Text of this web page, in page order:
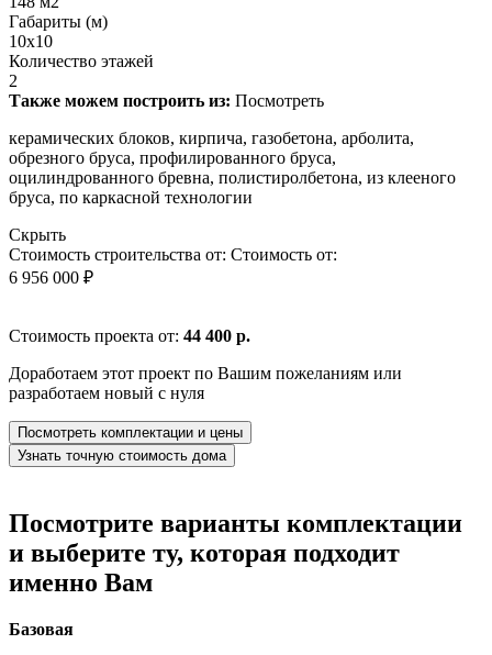
Габариты (м)
10х10
Количество этажей
2
Также можем построить из: Посмотреть
керамических блоков, кирпича, газобетона, арболита,
обрезного бруса, профилированного бруса,
оцилиндрованного бревна, полистиролбетона, из клееного
бруса, по каркасной технологии
Скрыть
Стоимость строительства от: Стоимость от:
6 956 000 ₽
Стоимость проекта от: 44 400 р.
Доработаем этот проект по Вашим пожеланиям или
разработаем новый с нуля
Посмотреть комплектации и цены
Узнать точную стоимость дома
Посмотрите варианты комплектации
и выберите ту, которая подходит
именно Вам
Базовая